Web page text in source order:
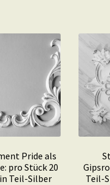
Pride als
pro Stück 20
Teil-Silber
Teil-